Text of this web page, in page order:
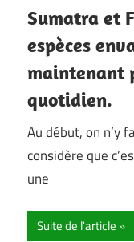
Sumatra et
espèces
maintenant
quotidien.
Au début, on n’y
considère que
une
Suite de l'article